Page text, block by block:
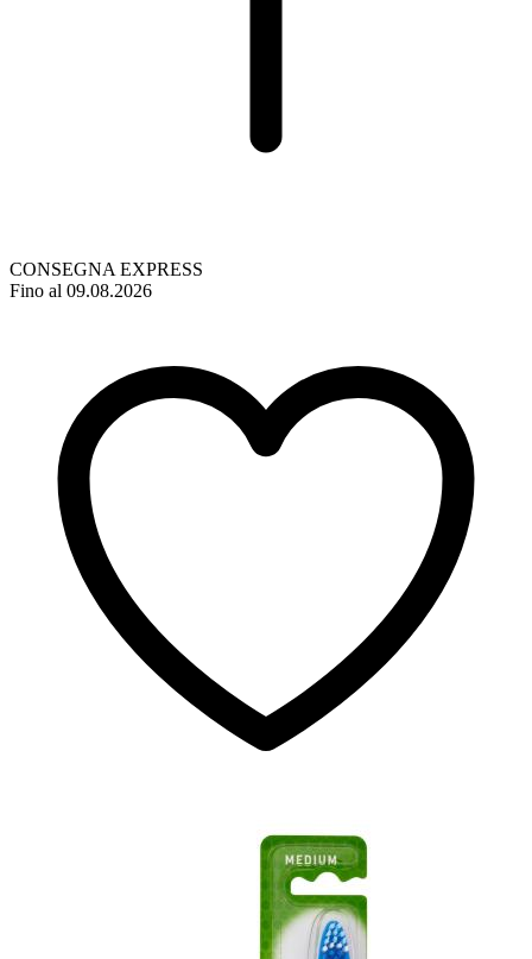
CONSEGNA EXPRESS
Fino al 09.08.2026